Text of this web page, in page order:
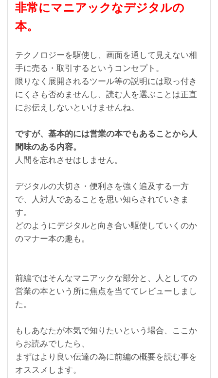
非常にマニアックなデジタルの
本。
テクノロジーを駆使し、画面を通して見えない相
手に売る・取引するというコンセプト。
限りなく展開されるツール等の説明には取っ付き
にくさも否めませんし、読む人を選ぶことは正直
にお伝えしないといけませんね。
ですが、基本的には営業の本でもあることから人
間味のある内容。
人間を忘れさせはしません。
デジタルの大切さ・便利さを強く追及する一方
で、人対人であることを思い知らされていきま
す。
どのようにデジタルと向き合い駆使していくのか
のマナー本の趣も。
前編ではそんなマニアックな部分と、人としての
営業の本という所に焦点を当ててレビューしまし
た。
もしあなたが本気で知りたいという場合、ここか
らお読みでしたら、
まずはより良い伝達の為に前編の概要を読む事を
オススメします。